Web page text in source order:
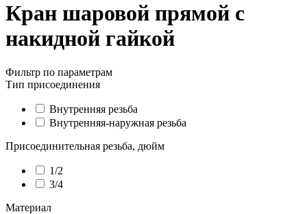
Кран шаровой прямой с
накидной гайкой
Фильтр по параметрам
Тип присоединения
Внутренняя резьба
Внутренняя-наружная резьба
Присоединительная резьба, дюйм
1/2
3/4
Материал